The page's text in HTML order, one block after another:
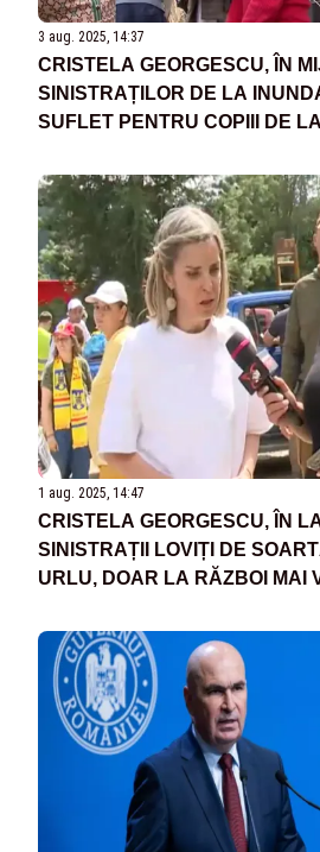
3 aug. 2025, 14:37
CRISTELA GEORGESCU, ÎN
SINISTRAȚILOR DE LA
SUFLET PENTRU COPIII DE
1 aug. 2025, 14:47
CRISTELA GEORGESCU, ÎN
SINISTRAȚII LOVIȚI DE
URLU, DOAR LA RĂZBOI MAI